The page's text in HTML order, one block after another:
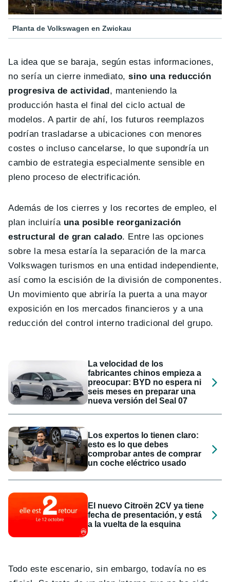
Planta de Volkswagen en Zwickau
La idea que se baraja, según estas informaciones,
no sería un cierre inmediato,sino una reducción
progresiva de actividad, manteniendo la
producción hasta el final del ciclo actual de
modelos. A partir de ahí, los futuros reemplazos
podrían trasladarse a ubicaciones con menores
costes o incluso cancelarse, lo que supondría un
cambio de estrategia especialmente sensible en
pleno proceso de electrificación.
Además de los cierres y los recortes de empleo, el
plan incluiría una posible reorganización
estructural de gran calado. Entre las opciones
sobre la mesa estaría la separación de la marca
Volkswagen turismos en una entidad independiente,
así como la escisión de la división de componentes.
Un movimiento que abriría la puerta a una mayor
exposición en los mercados financieros y a una
reducción del control interno tradicional del grupo.
La velocidad de los
fabricantes chinos empieza a
preocupar: BYD no espera ni
seis meses en preparar una
nueva versión del Seal 07
Los expertos lo tienen claro:
esto es lo que debes
comprobar antes de comprar
un coche eléctrico usado
El nuevo Citroën 2CV ya tiene
fecha de presentación, y está
a la vuelta de la esquina
Todo este escenario, sin embargo, todavía no es